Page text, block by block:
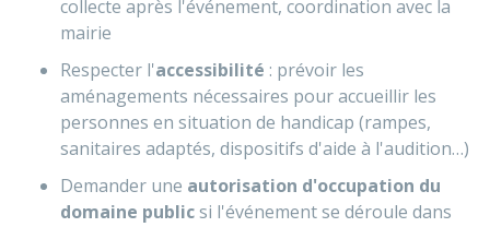
collecte après l'événement, coordination avec la
mairie
Respecter l'accessibilité : prévoir les
aménagements nécessaires pour accueillir les
personnes en situation de handicap (rampes,
sanitaires adaptés, dispositifs d'aide à l'audition…)
Demander une autorisation d'occupation du
domaine publicsi l'événement se déroule dans